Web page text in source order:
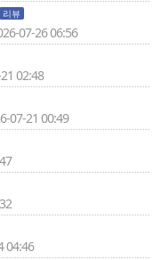
리뷰
07-26 06:56
02:48
07-21 00:49
04:46